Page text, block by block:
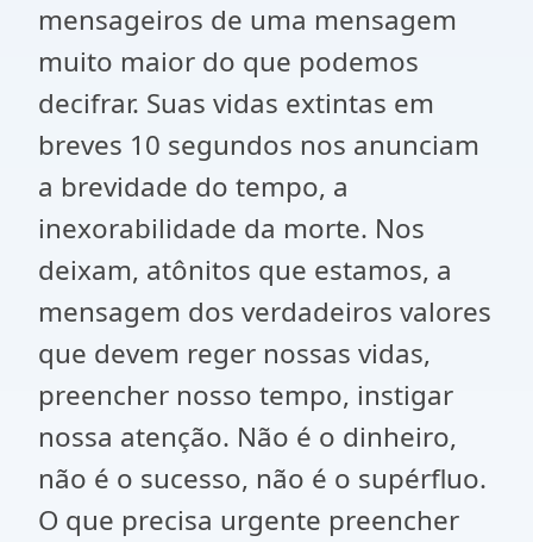
mensageiros de uma mensagem
muito maior do que podemos
decifrar. Suas vidas extintas em
breves 10 segundos nos anunciam
a brevidade do tempo, a
inexorabilidade da morte. Nos
deixam, atônitos que estamos, a
mensagem dos verdadeiros valores
que devem reger nossas vidas,
preencher nosso tempo, instigar
nossa atenção. Não é o dinheiro,
não é o sucesso, não é o supérfluo.
O que precisa urgente preencher